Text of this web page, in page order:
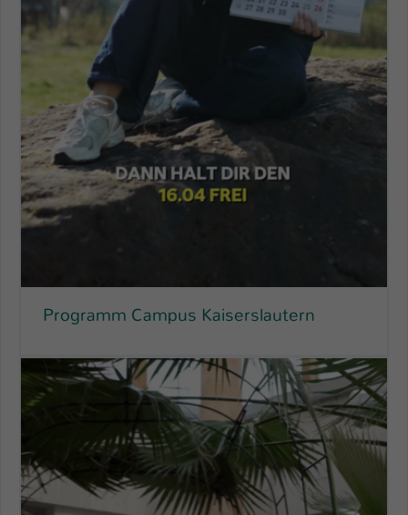
Programm Campus Kaiserslautern